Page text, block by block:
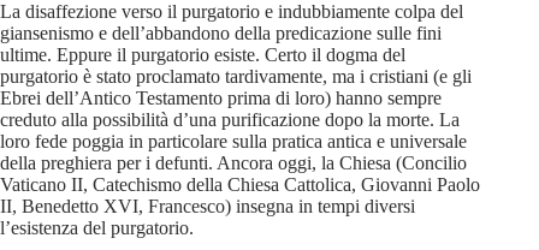
La disaffezione verso il purgatorio e indubbiamente colpa del
giansenismo e dell’abbandono della predicazione sulle fini
ultime. Eppure il purgatorio esiste. Certo il dogma del
purgatorio è stato proclamato tardivamente, ma i cristiani (e gli
Ebrei dell’Antico Testamento prima di loro) hanno sempre
creduto alla possibilità d’una purificazione dopo la morte. La
loro fede poggia in particolare sulla pratica antica e universale
della preghiera per i defunti. Ancora oggi, la Chiesa (Concilio
Vaticano II, Catechismo della Chiesa Cattolica, Giovanni Paolo
II, Benedetto XVI, Francesco) insegna in tempi diversi
l’esistenza del purgatorio.